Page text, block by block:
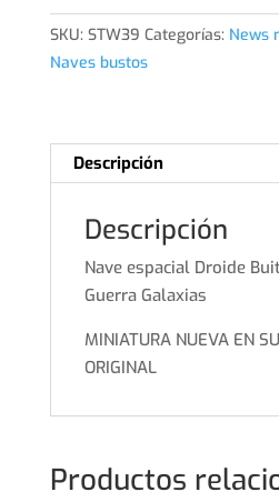
Buitre
cantidad
SKU: STW39 Categorías: News
Naves bustos
Descripción
Descripción
Nave espacial Droide
Guerra Galaxias
MINIATURA NUEVA EN
ORIGINAL
Productos